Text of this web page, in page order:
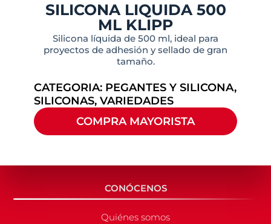
SILICONA LIQUIDA 500
ML KLIPP
Silicona líquida de 500 ml, ideal para
proyectos de adhesión y sellado de gran
tamaño.
CATEGORIA: PEGANTES Y SILICONA,
SILICONAS, VARIEDADES
COMPRA MAYORISTA
CONÓCENOS
Quiénes somos